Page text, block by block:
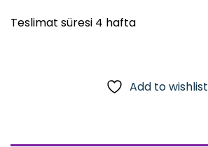
Teslimat süresi 4 hafta
Add to wishlist